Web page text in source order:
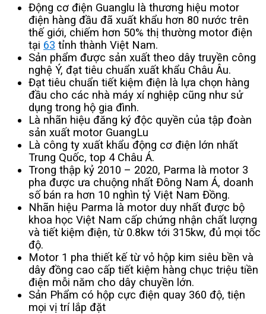
Động cơ điện Guanglu là thương hiệu motor
điện hàng đầu đã xuất khẩu hơn 80 nước trên
thế giới, chiếm hơn 50% thị thường motor điện
tại 63 tỉnh thành Việt Nam.
Sản phẩm được sản xuất theo dây truyền công
nghệ Ý, đạt tiêu chuẩn xuất khẩu Châu Âu.
Đạt tiêu chuẩn tiết kiệm điện là lựa chọn hàng
đầu cho các nhà máy xí nghiệp cũng như sử
dụng trong hộ gia đình.
Là nhãn hiệu đăng ký độc quyền của tập đoàn
sản xuất motor GuangLu
Là công ty xuất khẩu động cơ điện lớn nhất
Trung Quốc, top 4 Châu Á.
Trong thập kỷ 2010 – 2020, Parma là motor 3
pha được ưa chuộng nhất Đông Nam Á, doanh
số bán ra hơn 10 nghìn tỷ Việt Nam Đồng.
Nhãn hiệu Parma là motor duy nhất được bộ
khoa học Việt Nam cấp chứng nhận chất lượng
và tiết kiệm điện, từ 0.8kw tới 315kw, đủ mọi tốc
độ.
Motor 1 pha thiết kế từ vỏ hộp kim siêu bền và
dây đồng cao cấp tiết kiệm hàng chục triệu tiền
điện mỗi năm cho dây chuyền lớn.
Sản Phẩm có hộp cực điện quay 360 độ, tiện
mọi vị trí lắp đặt